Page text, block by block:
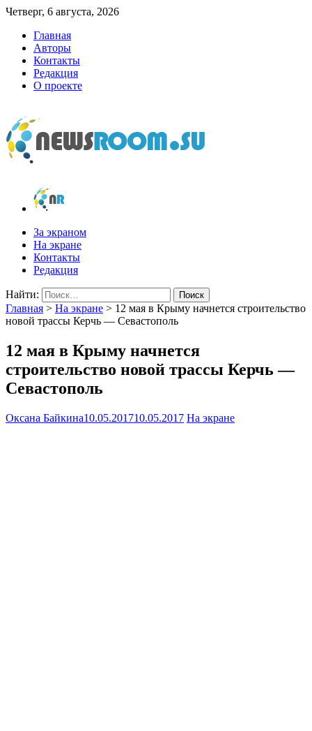
Четверг, 6 августа, 2026
Главная
Авторы
Контакты
Редакция
О проекте
newsroom.su
Новости о новостях
За экраном
На экране
Контакты
Редакция
Найти:
Главная > На экране > 12 мая в Крыму начнется строительство
новой трассы Керчь — Севастополь
12 мая в Крыму начнется
строительство новой трассы Керчь —
Севастополь
Оксана Байкина10.05.201710.05.2017 На экране